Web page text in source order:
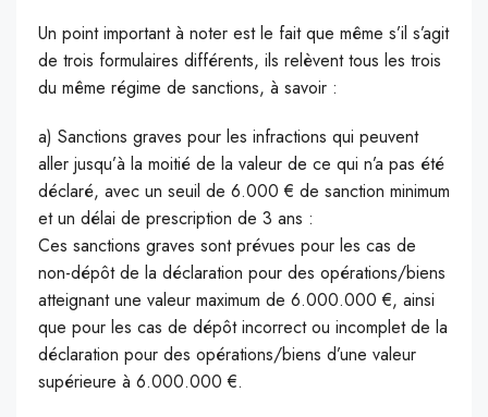
Un point important à noter est le fait que même s’il s’agit
de trois formulaires différents, ils relèvent tous les trois
du même régime de sanctions, à savoir :
a) Sanctions graves pour les infractions qui peuvent
aller jusqu’à la moitié de la valeur de ce qui n’a pas été
déclaré, avec un seuil de 6.000 € de sanction minimum
et un délai de prescription de 3 ans :
Ces sanctions graves sont prévues pour les cas de
non-dépôt de la déclaration pour des opérations/biens
atteignant une valeur maximum de 6.000.000 €, ainsi
que pour les cas de dépôt incorrect ou incomplet de la
déclaration pour des opérations/biens d’une valeur
supérieure à 6.000.000 €.